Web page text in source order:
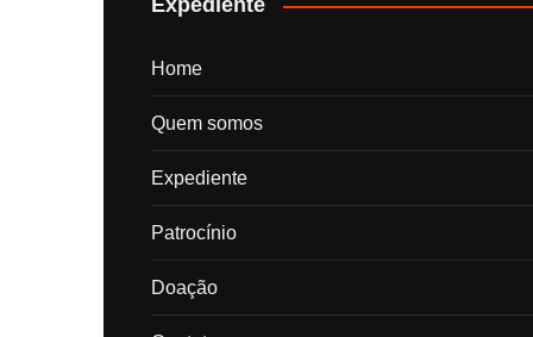
Expediente
Home
Quem somos
Expediente
Patrocínio
Doação